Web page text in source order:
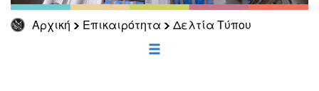
Αρχική Επικαιρότητα Δελτία Τύπου